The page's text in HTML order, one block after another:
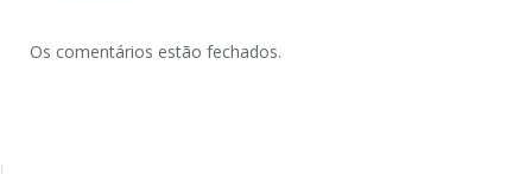
Os comentários estão fechados.